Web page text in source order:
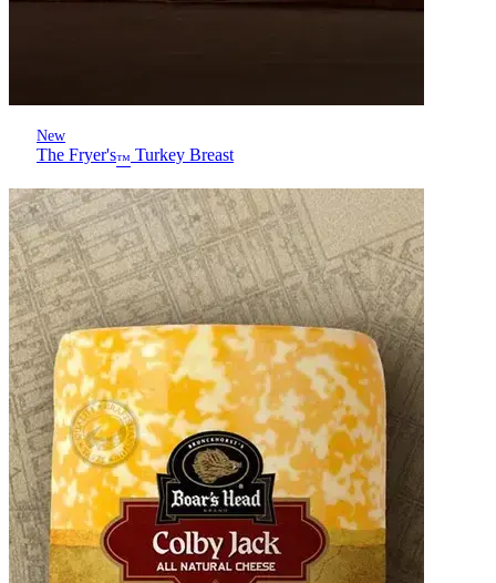
New
The Fryer's™ Turkey Breast